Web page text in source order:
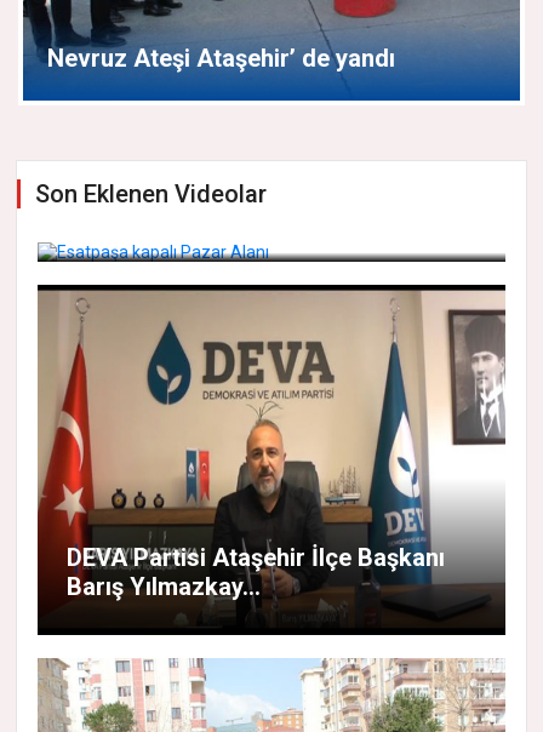
Elektrik faturalarına gelen zamlara
Ataşehir CHP'den protesto
Son Eklenen Videolar
DEVA Partisi Ataşehir İlçe Başkanı
Barış Yılmazkay...